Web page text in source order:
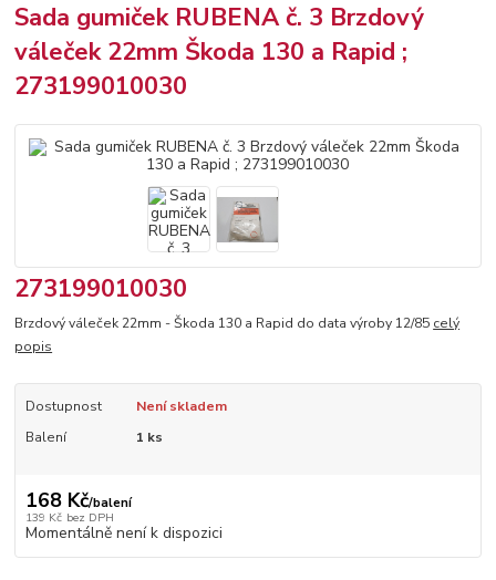
Sada gumiček RUBENA č. 3 Brzdový
váleček 22mm Škoda 130 a Rapid ;
273199010030
273199010030
Brzdový váleček 22mm - Škoda 130 a Rapid do data výroby 12/85 celý
popis
Dostupnost
Není skladem
Balení
1 ks
168 Kč/balení
139 Kč bez DPH
Momentálně není k dispozici